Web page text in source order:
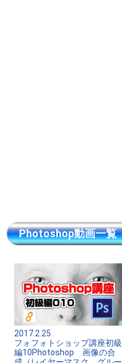
Photoshop動画一覧
2017.2.25
フォフォトショップ講座初級
編10Photoshop 画像の合